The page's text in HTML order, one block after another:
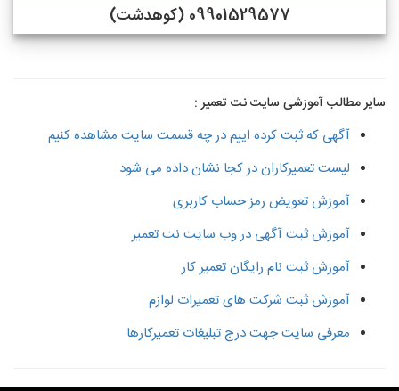
09901529577 (کوهدشت)
سایر مطالب آموزشی سایت نت تعمیر :
آگهی که ثبت کرده اییم در چه قسمت سایت مشاهده کنیم
لیست تعمیرکاران در کجا نشان داده می شود
آموزش تعویض رمز حساب کاربری
آموزش ثبت آگهی در وب سایت نت تعمیر
آموزش ثبت نام رایگان تعمیر کار
آموزش ثبت شرکت های تعمیرات لوازم
معرفی سایت جهت درج تبلیغات تعمیرکارها